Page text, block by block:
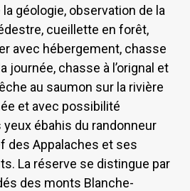
géologie, observation de la
cueillette en forêt,
avec hébergement, chasse
journée, chasse à l’orignal et
au saumon sur la rivière
et avec possibilité
yeux ébahis du randonneur
des Appalaches et ses
La réserve se distingue par
des monts Blanche-